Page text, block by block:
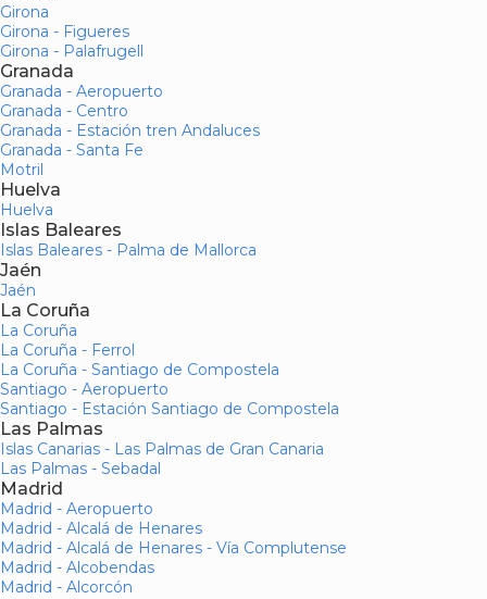
Girona
Girona - Figueres
Girona - Palafrugell
Granada
Granada - Aeropuerto
Granada - Centro
Granada - Estación tren Andaluces
Granada - Santa Fe
Motril
Huelva
Huelva
Islas Baleares
Islas Baleares - Palma de Mallorca
Jaén
Jaén
La Coruña
La Coruña
La Coruña - Ferrol
La Coruña - Santiago de Compostela
Santiago - Aeropuerto
Santiago - Estación Santiago de Compostela
Las Palmas
Islas Canarias - Las Palmas de Gran Canaria
Las Palmas - Sebadal
Madrid
Madrid - Aeropuerto
Madrid - Alcalá de Henares
Madrid - Alcalá de Henares - Vía Complutense
Madrid - Alcobendas
Madrid - Alcorcón